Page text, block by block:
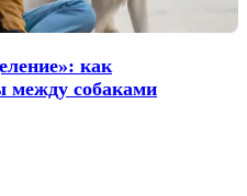
как
между собаками